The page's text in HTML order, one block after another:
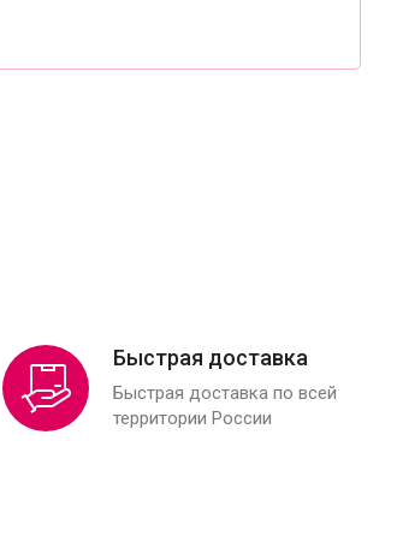
Быстрая доставка
Быстрая доставка по всей
территории России